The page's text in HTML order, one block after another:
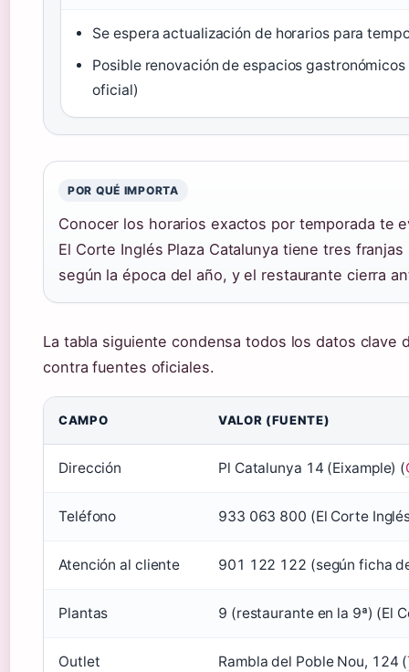
Se espera actualización de horarios para
Posible renovación de espacios
oficial)
POR QUÉ IMPORTA
Conocer los horarios exactos por temporada te
El Corte Inglés Plaza Catalunya tiene tres
según la época del año, y el restaurante cierra
La tabla siguiente condensa todos los datos clave
contra fuentes oficiales.
Datos clave de El Corte Inglés Plaza Catalunya
CAMPO VALOR (FUENTE)
Dirección Pl Catalunya 14 (Eixample) (
Teléfono 933 063 800 (El Corte
Atención al cliente 901 122 122 (según ficha
Plantas 9 (restaurante en la 9ª) (El
Outlet Rambla del Poble Nou, 124 (